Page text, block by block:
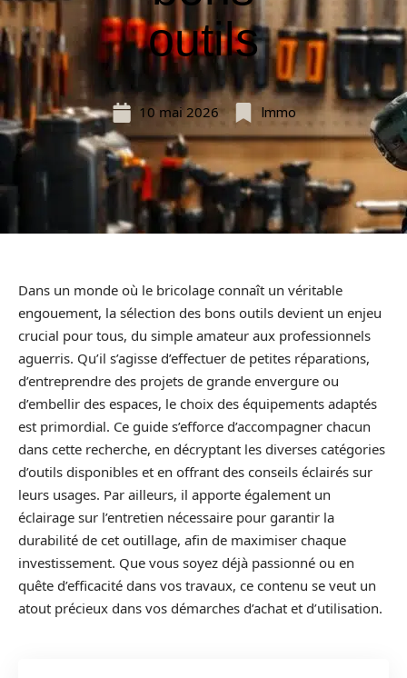
outils
10 mai 2026 Immo
Dans un monde où le bricolage connaît un véritable
engouement, la sélection des bons outils devient un enjeu
crucial pour tous, du simple amateur aux professionnels
aguerris. Qu’il s’agisse d’effectuer de petites réparations,
d’entreprendre des projets de grande envergure ou
d’embellir des espaces, le choix des équipements adaptés
est primordial. Ce guide s’efforce d’accompagner chacun
dans cette recherche, en décryptant les diverses catégories
d’outils disponibles et en offrant des conseils éclairés sur
leurs usages. Par ailleurs, il apporte également un
éclairage sur l’entretien nécessaire pour garantir la
durabilité de cet outillage, afin de maximiser chaque
investissement. Que vous soyez déjà passionné ou en
quête d’efficacité dans vos travaux, ce contenu se veut un
atout précieux dans vos démarches d’achat et d’utilisation.